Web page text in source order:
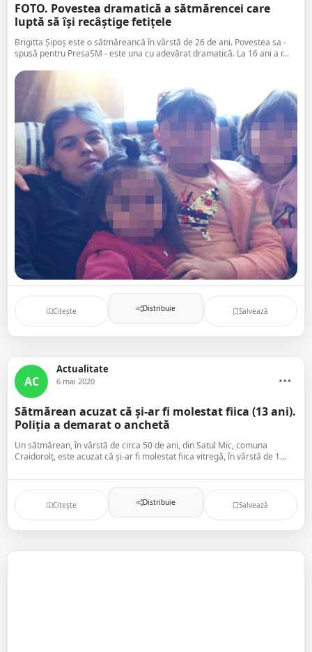
FOTO. Povestea dramatică a sătmărencei care
luptă să își recâștige fetițele
Brigitta Șipoș este o sătmăreancă în vârstă de 26 de ani. Povestea sa -
spusă pentru PresaSM - este una cu adevărat dramatică. La 16 ani a r...
Citește Distribuie Salvează
AC
Actualitate
6 mai 2020
Sătmărean acuzat că și-ar fi molestat fiica (13 ani).
Poliția a demarat o anchetă
Un sătmărean, în vârstă de circa 50 de ani, din Satul Mic, comuna
Craidorolț, este acuzat că și-ar fi molestat fiica vitregă, în vârstă de 1...
Citește Distribuie Salvează